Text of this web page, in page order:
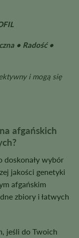
• Radość •
i mogą się
afgańskich
doskonały wybór
jakości genetyki
afgańskim
zbiory i łatwych
jeśli do Twoich